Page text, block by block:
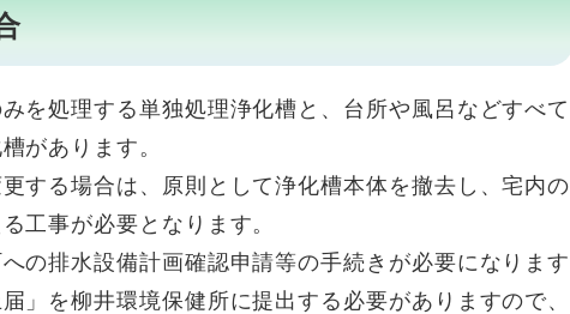
を処理する単独処理浄化槽と、台所や風呂などすべて
があります。
する場合は、原則として浄化槽本体を撤去し、宅内の
工事が必要となります。
の排水設備計画確認申請等の手続きが必要になります
」を柳井環境保健所に提出する必要がありますので、